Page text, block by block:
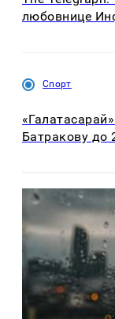
любовнице
Спорт
Батракову до